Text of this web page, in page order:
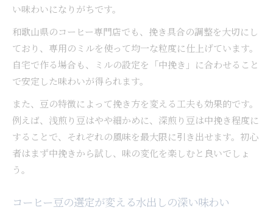
い味わいになりがちです。
和歌山県のコーヒー専門店でも、挽き具合の調整を大切にし
ており、専用のミルを使って均一な粒度に仕上げています。
自宅で作る場合も、ミルの設定を「中挽き」に合わせること
で安定した味わいが得られます。
また、豆の特徴によって挽き方を変える工夫も効果的です。
例えば、浅煎り豆はやや細かめに、深煎り豆は中挽き程度に
することで、それぞれの風味を最大限に引き出せます。初心
者はまず中挽きから試し、味の変化を楽しむと良いでしょ
う。
コーヒー豆の選定が変える水出しの深い味わい